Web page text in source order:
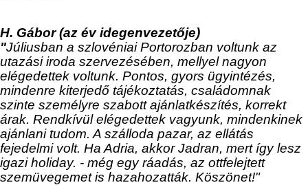
H. Gábor (az év idegenvezetője)
"Júliusban a szlovéniai Portorozban voltunk az
utazási iroda szervezésében, mellyel nagyon
elégedettek voltunk. Pontos, gyors ügyintézés,
mindenre kiterjedő tájékoztatás, családomnak
szinte személyre szabott ajánlatkészítés, korrekt
árak. Rendkívül elégedettek vagyunk, mindenkinek
ajánlani tudom. A szálloda pazar, az ellátás
fejedelmi volt. Ha Adria, akkor Jadran, mert így lesz
igazi holiday. - még egy ráadás, az ottfelejtett
szemüvegemet is hazahozatták. Köszönet!"